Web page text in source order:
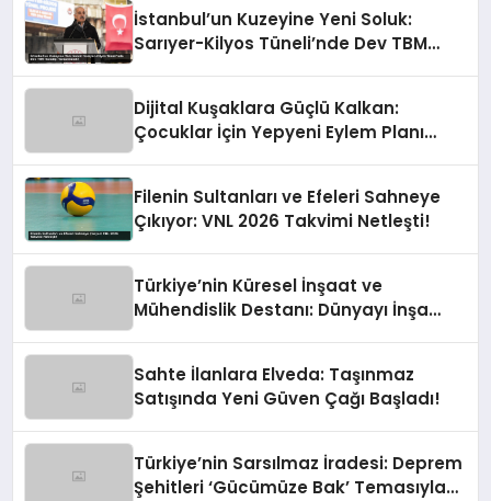
İstanbul’un Kuzeyine Yeni Soluk:
Sarıyer-Kilyos Tüneli’nde Dev TBM
Dijital Kuşaklara Güçlü Kalkan:
Çocuklar İçin Yepyeni Eylem Planı
Filenin Sultanları ve Efeleri Sahneye
Çıkıyor: VNL 2026 Takvimi Netleşti!
Türkiye’nin Küresel İnşaat ve
Mühendislik Destanı: Dünyayı İnşa
Sahte İlanlara Elveda: Taşınmaz
Satışında Yeni Güven Çağı Başladı!
Türkiye’nin Sarsılmaz İradesi: Deprem
Şehitleri ‘Gücümüze Bak’ Temasıyla